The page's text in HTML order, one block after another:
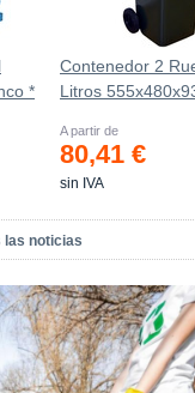
*
Contenedor 2
Litros
A partir de
80,41 €
sin IVA
las noticias